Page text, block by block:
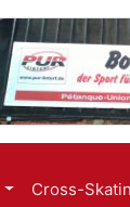
Cross-